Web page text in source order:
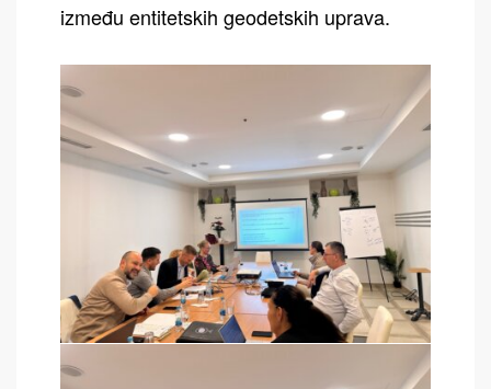
između entitetskih geodetskih uprava.